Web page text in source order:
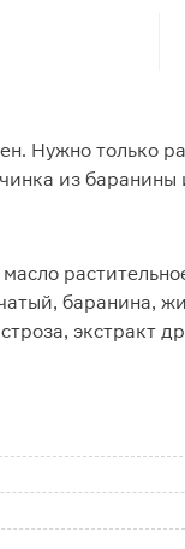
Нужно только
из
баранина,